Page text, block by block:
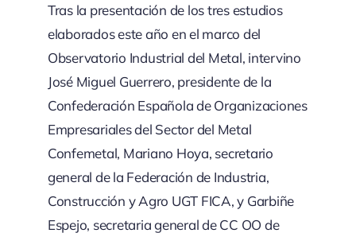
Tras la presentación de los tres estudios
elaborados este año en el marco del
Observatorio Industrial del Metal, intervino
José Miguel Guerrero, presidente de la
Confederación Española de Organizaciones
Empresariales del Sector del Metal
Confemetal, Mariano Hoya, secretario
general de la Federación de Industria,
Construcción y Agro UGT FICA, y Garbiñe
Espejo, secretaria general de CC OO de